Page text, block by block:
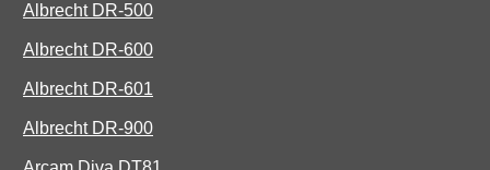
Albrecht DR-500
Albrecht DR-600
Albrecht DR-601
Albrecht DR-900